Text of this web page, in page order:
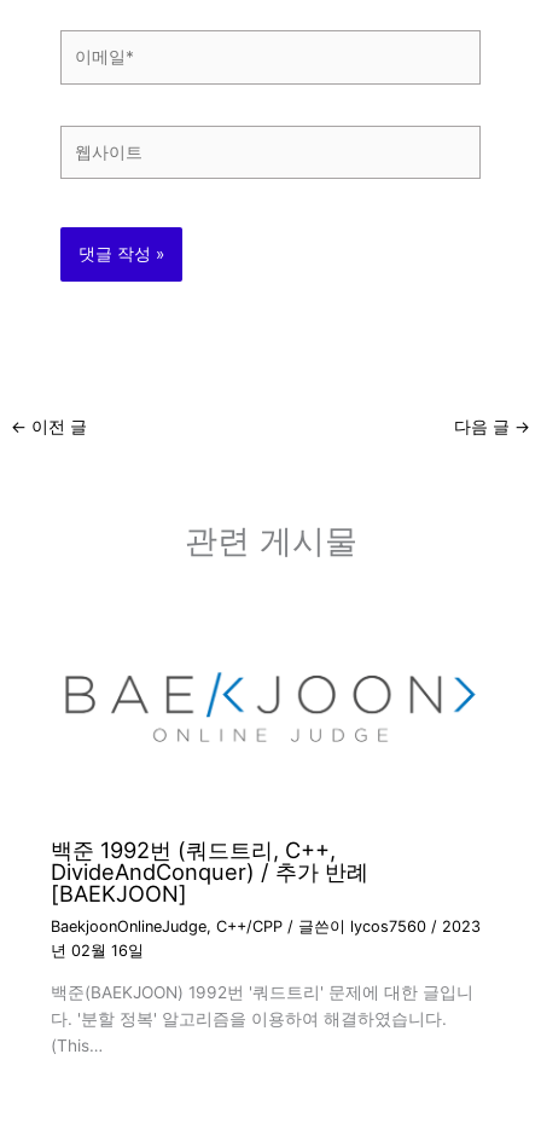
*
← 이전 글 다음 글 →
관련 게시물
백준 1992번 (쿼드트리, C++,
DivideAndConquer) / 추가 반례
[BAEKJOON]
BaekjoonOnlineJudge, C++/CPP/ 글쓴이 lycos7560 / 2023
년 02월 16일
백준(BAEKJOON) 1992번 '쿼드트리' 문제에 대한 글입니
다. '분할 정복' 알고리즘을 이용하여 해결하였습니다.
(This…